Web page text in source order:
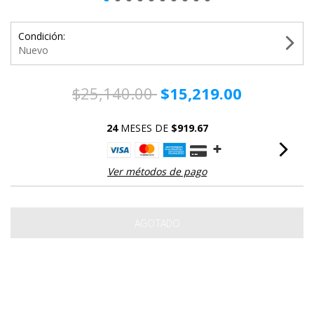
Condición:
Nuevo
$25,140.00 $15,219.00
24MESES DE $919.67
Ver métodos de pago